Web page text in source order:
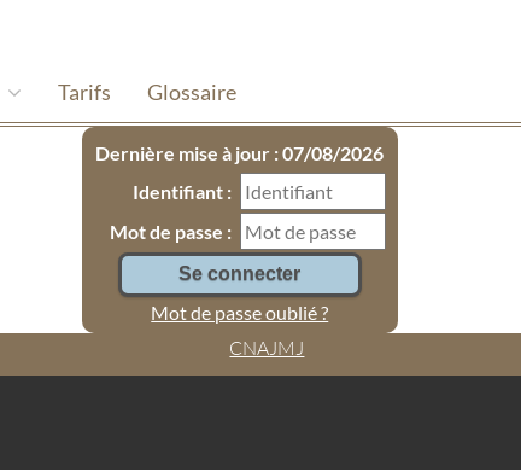
Tarifs Glossaire
Dernière mise à jour : 07/08/2026
Identifiant :
Mot de passe :
Mot de passe oublié ?
CNAJMJ